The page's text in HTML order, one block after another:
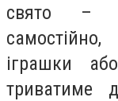
свято –
іграшки
триватиме